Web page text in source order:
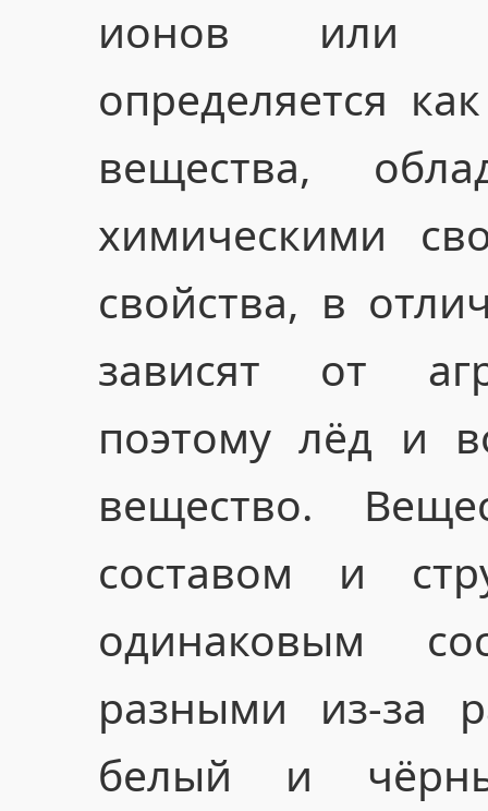
ионов или
определяется
вещества,
химическими
свойства, в
зависят от
поэтому лёд и
вещество.
составом и
одинаковым
разными из-за
белый и